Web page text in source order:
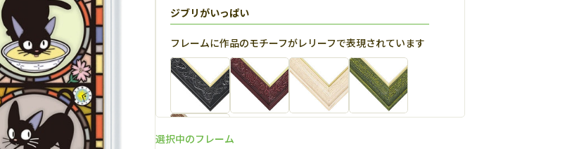
ジブリがいっぱい
フレームに作品のモチーフがレリーフで表現されています
選択中のフレーム